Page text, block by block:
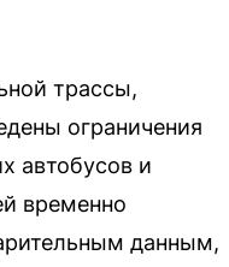
трассы,
ограничения
автобусов и
временно
данным,